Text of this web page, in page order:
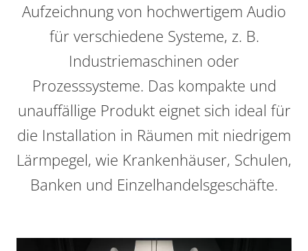
Aufzeichnung von hochwertigem Audio
für verschiedene Systeme, z. B.
Industriemaschinen oder
Prozesssysteme. Das kompakte und
unauffällige Produkt eignet sich ideal für
die Installation in Räumen mit niedrigem
Lärmpegel, wie Krankenhäuser, Schulen,
Banken und Einzelhandelsgeschäfte.